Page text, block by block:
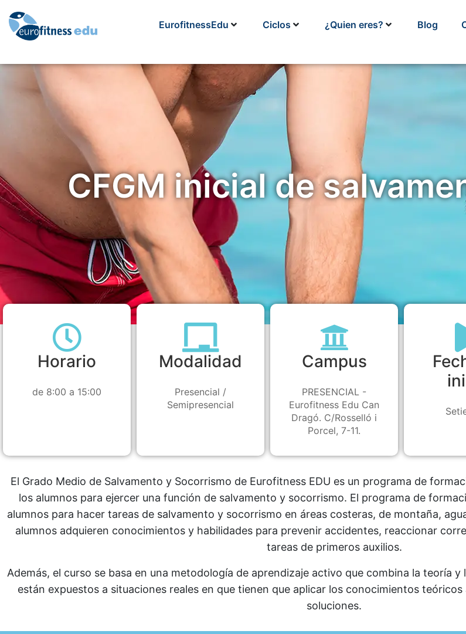
EurofitnessEdu Ciclos ¿Quien eres? Blog
CFGM inicial de
Horario
de 8:00 a 15:00
Modalidad
Presencial /
Semipresencial
Campus
PRESENCIAL -
Eurofitness Edu Can
Dragó. C/Rosselló i
Porcel, 7-11.
El Grado Medio de Salvamento y Socorrismo de Eurofitness EDU es un programa de
los alumnos para ejercer una función de salvamento y socorrismo. El programa de
alumnos para hacer tareas de salvamento y socorrismo en áreas costeras, de montaña,
alumnos adquieren conocimientos y habilidades para prevenir accidentes, reaccionar
tareas de primeros auxilios.
Además, el curso se basa en una metodología de aprendizaje activo que combina la teoría
están expuestos a situaciones reales en que tienen que aplicar los conocimientos
soluciones.